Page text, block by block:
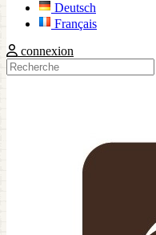
Deutsch
Français
connexion